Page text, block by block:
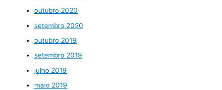
outubro 2020
setembro 2020
outubro 2019
setembro 2019
julho 2019
maio 2019